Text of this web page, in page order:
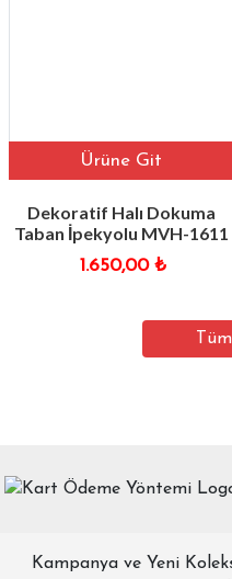
Ürüne Git
Dekoratif Halı Dokuma
Taban İpekyolu MVH-1611
1.650,00 ₺
Kampanya ve Yeni